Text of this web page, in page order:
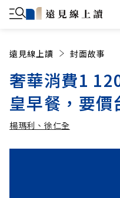
遠見線上讀 封面故事
奢華消費1
皇早餐，要價
楊瑪利、徐仁全